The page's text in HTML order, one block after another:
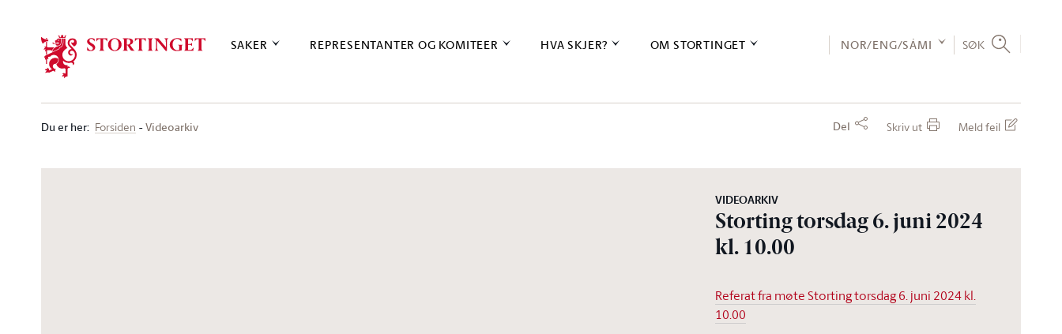
SAKER REPRESENTANTER OG KOMITEER HVA SKJER? OM STORTINGET NOR/ENG/SÁMI SØK
Du er her: Forsiden Videoarkiv Del Skriv ut Meld feil
VIDEOARKIV
Storting torsdag 6. juni 2024
kl. 10.00
Referat fra møte Storting torsdag 6. juni 2024 kl.
10.00